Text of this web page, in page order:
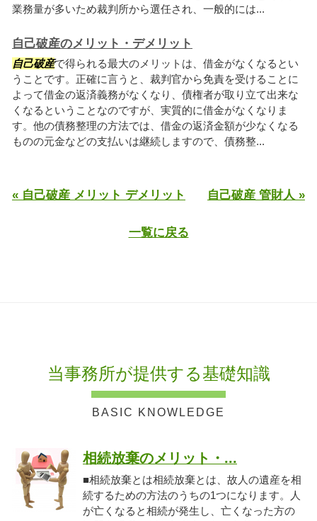
業務量が多いため裁判所から選任され、一般的には...
自己破産のメリット・デメリット
自己破産で得られる最大のメリットは、借金がなくなるとい
うことです。正確に言うと、裁判官から免責を受けることに
よって借金の返済義務がなくなり、債権者が取り立て出来な
くなるということなのですが、実質的に借金がなくなりま
す。他の債務整理の方法では、借金の返済金額が少なくなる
ものの元金などの支払いは継続しますので、債務整...
« 自己破産 メリット デメリット 自己破産 管財人 »
一覧に戻る
当事務所が提供する基礎知識
相続放棄のメリット・...
■相続放棄とは相続放棄とは、故人の遺産を相
続するための方法のうちの1つになります。人
が亡くなると相続が発生し、亡くなった方の